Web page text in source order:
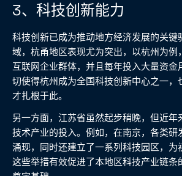
3、科技创新能力
科技创新已成为推动地方经济发展的关键
域，杭甬地区表现尤为突出，以杭州为例
互联网企业群体，并且每年投入大量资金
切使得杭州成为全国科技创新中心之一，
才扎根于此。
另一方面，江苏省虽然起步稍晚，但近年
技术产业的投入。例如，在南京，各类研
涌现，同时还建立了一系列科技园区，为
这些举措有效促进了本地区科技产业链条